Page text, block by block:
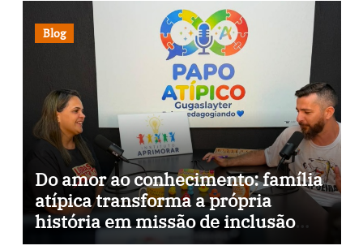
Blog
Do amor ao conhecimento: família
atípica transforma a própria
história em missão de inclusão
através da psicopedagogia, podcast